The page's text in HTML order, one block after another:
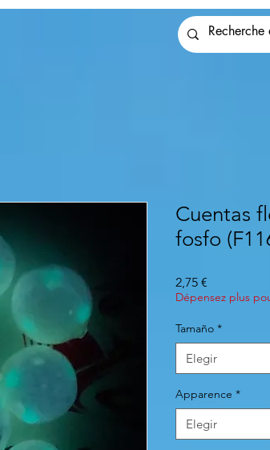
Cuentas
fosfo
2,75 €
Dépensez plus
Tamaño *
Elegir
Apparence *
Elegir